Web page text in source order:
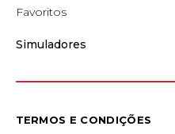
Favoritos
Simuladores
TERMOS E CONDIÇÕES